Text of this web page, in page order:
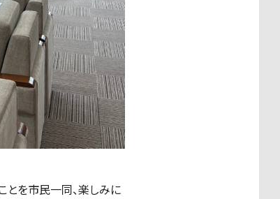
とを市民一同、楽しみに